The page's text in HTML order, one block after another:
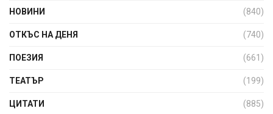
НОВИНИ (840)
ОТКЪС НА ДЕНЯ (740)
ПОЕЗИЯ (661)
ТЕАТЪР (199)
ЦИТАТИ (885)